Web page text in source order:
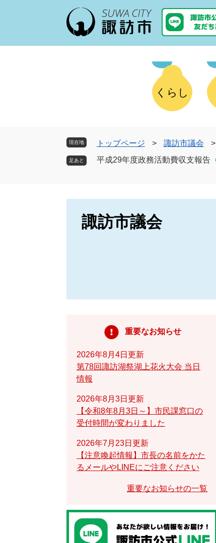
くらし
現在地 トップページ > 諏訪市議会 >
平成29年度政務活動費収支報告
諏訪市議会
重要なお知らせ
2026年8月4日更新
第78回諏訪湖祭湖上花火大会 当日
情報
2026年8月3日更新
【令和8年8月3日～】市民課窓口の
受付時間が変わりました
2026年7月23日更新
【注意喚起情報】市長の名前をかた
るメールやLINEにご注意ください
重要なお知らせの一覧